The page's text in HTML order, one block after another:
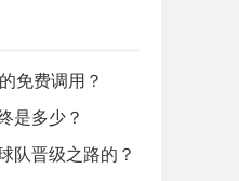
免费调用？
是多少？
队晋级之路的？